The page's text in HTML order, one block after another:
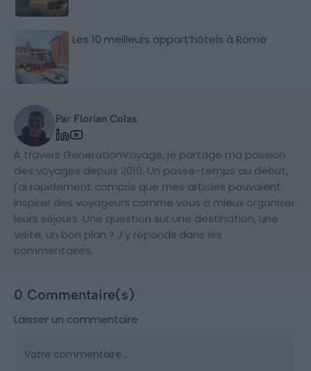
Les 10 meilleurs appart’hôtels à Rome
Par Florian Colas
À travers GenerationVoyage, je partage ma passion
des voyages depuis 2010. Un passe-temps au début,
j'ai rapidement compris que mes articles pouvaient
inspirer des voyageurs comme vous à mieux organiser
leurs séjours. Une question sur une destination, une
visite, un bon plan ? J'y réponds dans les
commentaires.
0 Commentaire(s)
Laisser un commentaire